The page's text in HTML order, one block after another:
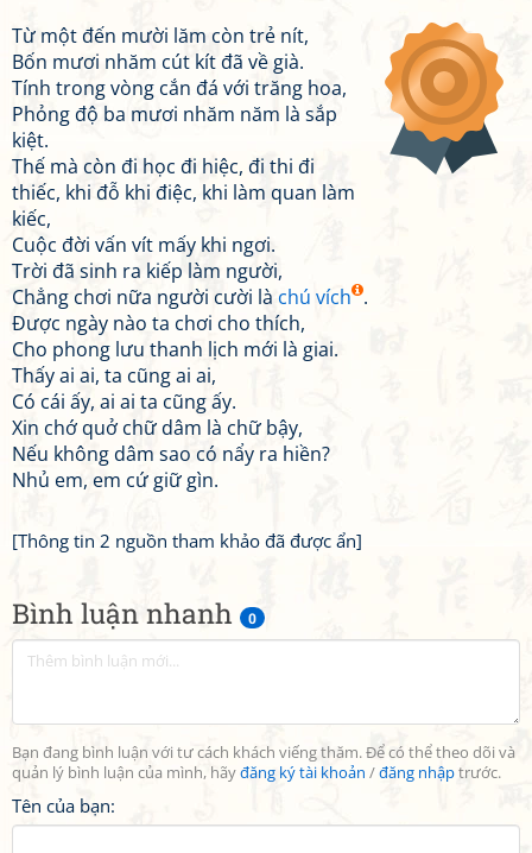
Bình luận nhanh 0
Bạn đang bình luận với tư cách khách viếng thăm. Để có thể theo dõi và
quản lý bình luận của mình, hãyđăng ký tài khoản /đăng nhậptrước.
Tên của bạn:
Từ một đến mười lăm còn trẻ nít,
Bốn mươi nhăm cút kít đã về già.
Tính trong vòng cắn đá với trăng hoa,
Phỏng độ ba mươi nhăm năm là sắp
kiệt.
Thế mà còn đi học đi hiệc, đi thi đi
thiếc, khi đỗ khi điệc, khi làm quan làm
kiếc,
Cuộc đời vấn vít mấy khi ngơi.
Trời đã sinh ra kiếp làm người,
Chẳng chơi nữa người cười là chú vích .
Được ngày nào ta chơi cho thích,
Cho phong lưu thanh lịch mới là giai.
Thấy ai ai, ta cũng ai ai,
Có cái ấy, ai ai ta cũng ấy.
Xin chớ quở chữ dâm là chữ bậy,
Nếu không dâm sao có nẩy ra hiền?
Nhủ em, em cứ giữ gìn.
[Thông tin 2 nguồn tham khảo đã được ẩn]